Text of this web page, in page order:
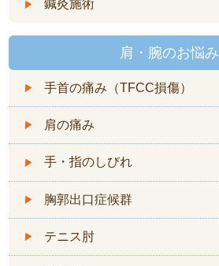
鍼灸施術
肩・腕のお悩み
手首の痛み（TFCC損傷）
肩の痛み
手・指のしびれ
胸郭出口症候群
テニス肘